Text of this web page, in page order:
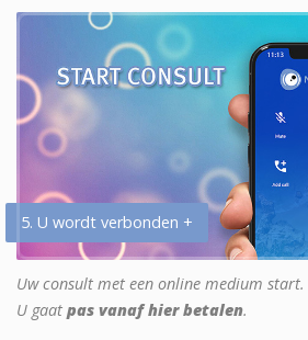
5. U wordt verbonden +
Uw consult met een online medium start.
U gaat pas vanaf hier betalen.